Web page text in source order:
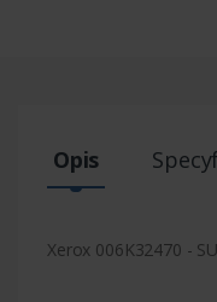
Opis
Xerox 006K32470 -